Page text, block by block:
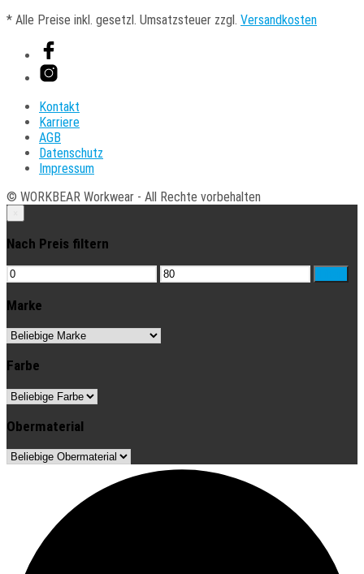
* Alle Preise inkl. gesetzl. Umsatzsteuer zzgl. Versandkosten
Kontakt
Karriere
AGB
Datenschutz
Impressum
© WORKBEAR Workwear - All Rechte vorbehalten
Nach Preis filtern
Min.
Max.
Marke
Farbe
Obermaterial